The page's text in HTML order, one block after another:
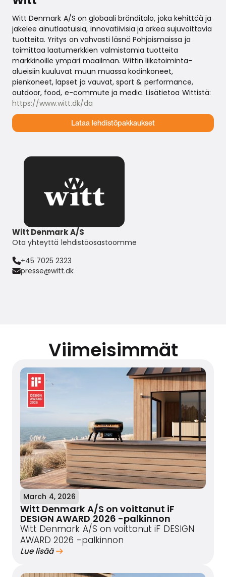
Witt Denmark A/S on globaali bränditalo, joka kehittää ja
jakelee ainutlaatuisia, innovatiivisia ja arkea sujuvoittavia
tuotteita. Yritys on vahvasti läsnä Pohjoismaissa ja
toimittaa laatumerkkien valmistamia tuotteita
markkinoille ympäri maailman. Wittin liiketoiminta-
alueisiin kuuluvat muun muassa kodinkoneet,
pienkoneet, lapset ja vauvat, sport & performance,
outdoor, food, e-commute ja medic. Lisätietoa Wittistä:
https://www.witt.dk/da
Lataa lehdistöpakkaukset
Witt Denmark A/S
Ota yhteyttä lehdistöosastoomme
+45 7025 2323
presse@witt.dk
Viimeisimmät
March 4, 2026
Witt Denmark A/S on voittanut iF
DESIGN AWARD 2026 -palkinnon
Witt Denmark A/S on voittanut iF DESIGN
AWARD 2026 -palkinnon
Lue lisää